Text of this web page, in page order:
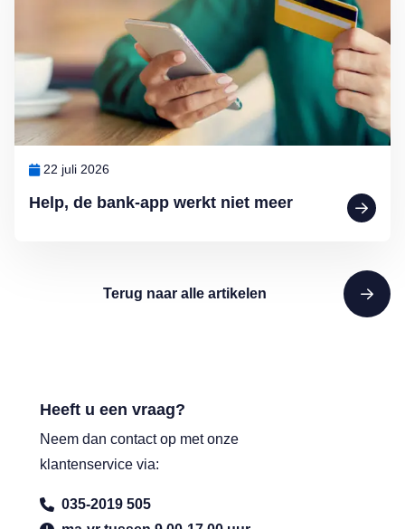
Help, de bank-app werkt niet meer
22 juli 2026
Terug naar alle artikelen
Heeft u een vraag?
Neem dan contact op met onze
klantenservice via:
035-2019 505